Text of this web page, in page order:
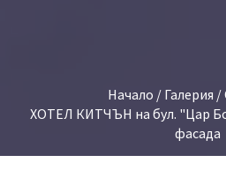
Начало / Галерия /
ХОТЕЛ КИТЧЪН на бул. "Цар
фасада